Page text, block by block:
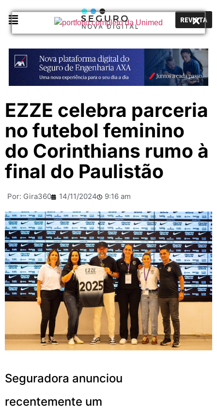
REVISTA
EZZE celebra parceria
no futebol feminino
do Corinthians rumo à
final do Paulistão
Por: Gira360 14/11/2024 9:16 am
Seguradora anunciou
recentemente um